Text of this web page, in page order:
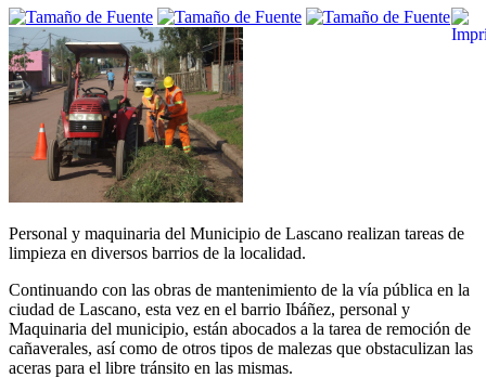
Personal y maquinaria del Municipio de Lascano realizan tareas de
limpieza en diversos barrios de la localidad.
Continuando con las obras de mantenimiento de la vía pública en la
ciudad de Lascano, esta vez en el barrio Ibáñez, personal y
Maquinaria del municipio, están abocados a la tarea de remoción de
cañaverales, así como de otros tipos de malezas que obstaculizan las
aceras para el libre tránsito en las mismas.